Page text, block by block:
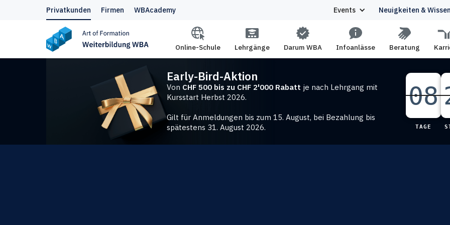
Privatkunden Firmen WBAcademy Events Neuigkeiten & Wissen
Online-Schule Lehrgänge Darum WBA Infoanlässe Beratung
Early-Bird-Aktion
Von CHF 500 bis zu CHF 2'000 Rabatt je nach Lehrgang mit
Kursstart Herbst 2026.
Gilt für Anmeldungen bis zum 15. August, bei Bezahlung bis
spätestens 31. August 2026.
08
08
08
TAGE